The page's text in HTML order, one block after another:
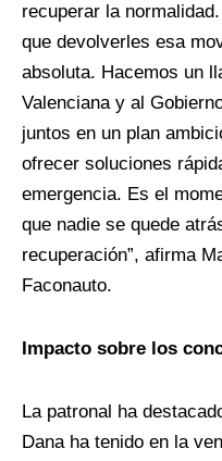
recuperar la
que devolverles esa
absoluta. Hacemos un
Valenciana y al
juntos en un plan
ofrecer soluciones
emergencia. Es el
que nadie se quede
recuperación”, afirma
Faconauto.
Impacto sobre los
La patronal ha
Dana ha tenido en la